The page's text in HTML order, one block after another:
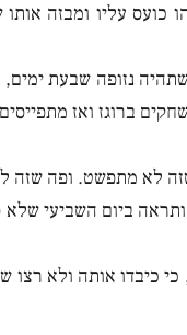
עליו ומבזה
נזופה שבעת ימים,
ברוגז ואז
לא מתפשט. ופה שזה
ביום השביעי
כיבדו אותה ולא רצו